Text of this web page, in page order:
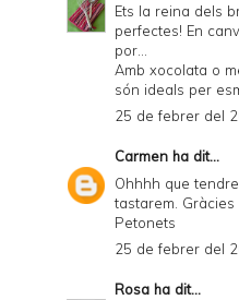
Ets la reina dels
perfectes! En
por...
Amb xocolata o
són ideals per
25 de febrer del
Carmen ha dit...
Ohhhh que
tastarem. Gràcies
Petonets
25 de febrer del
Rosa ha dit...